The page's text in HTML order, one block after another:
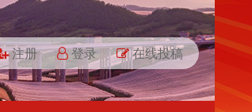
注册 登录 在线投稿